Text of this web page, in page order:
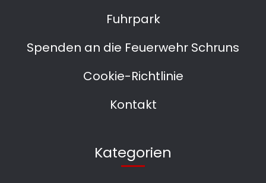
Fuhrpark
Spenden an die Feuerwehr Schruns
Cookie-Richtlinie
Kontakt
Kategorien